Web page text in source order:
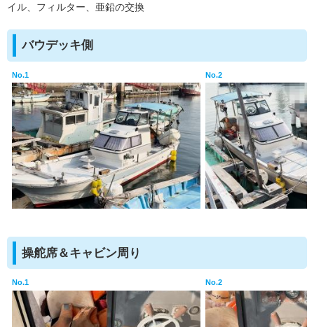
イル、フィルター、亜鉛の交換
バウデッキ側
No.1 No.2
操舵席＆キャビン周り
No.1 No.2